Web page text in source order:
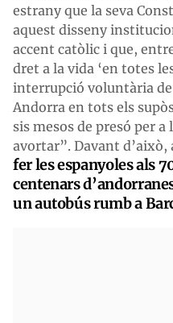
estrany que la seva
aquest disseny
accent catòlic i que,
dret a la vida ‘en totes
interrupció voluntària de
Andorra en tots els
sis mesos de presó per a
avortar”. Davant d’això,
fer les espanyoles als
centenars
un autobús rumb a